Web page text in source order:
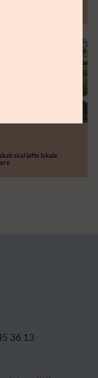
til at styrke
skal løfte lokale
36 13